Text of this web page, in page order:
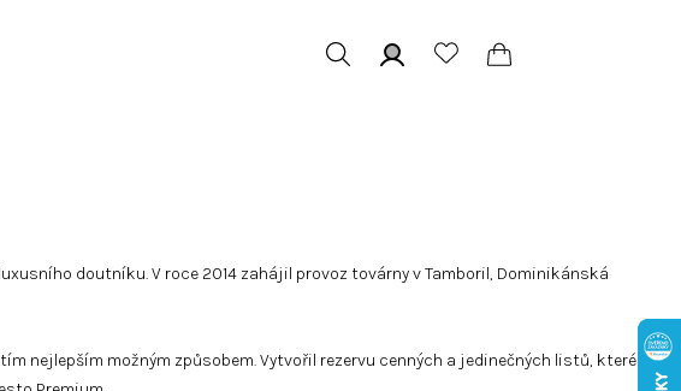
doutníku. V roce 2014 zahájil provoz továrny v Tamboril, Dominikánská
nejlepším možným způsobem. Vytvořil rezervu cenných a jedinečných listů, které